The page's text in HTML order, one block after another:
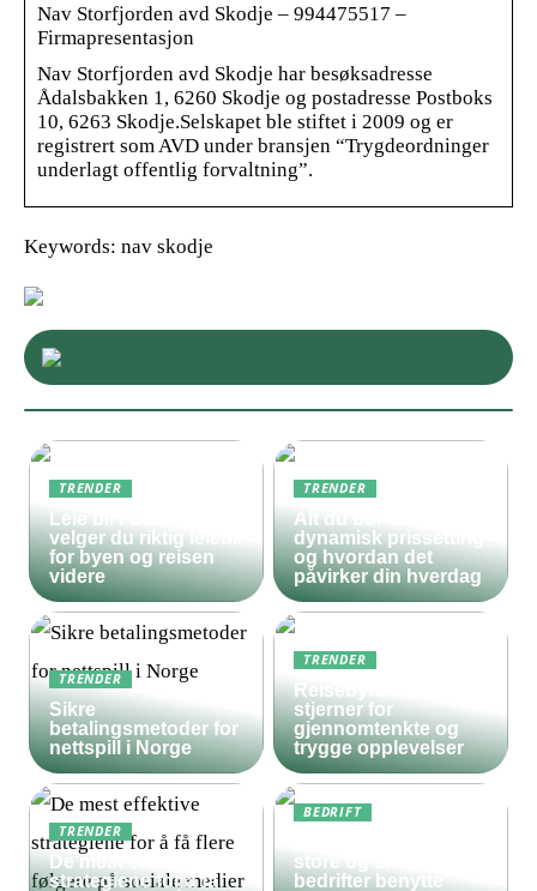
Nav Storfjorden avd Skodje – 994475517 –
Firmapresentasjon
Nav Storfjorden avd Skodje har besøksadresse
Ådalsbakken 1, 6260 Skodje og postadresse Postboks
10, 6263 Skodje.Selskapet ble stiftet i 2009 og er
registrert som AVD under bransjen “Trygdeordninger
underlagt offentlig forvaltning”.
Keywords: nav skodje
TRENDER
Leie bil i Oslo – slik
velger du riktig leiebil
for byen og reisen
videre
TRENDER
Alt du bør vite om
dynamisk prissetting
og hvordan det
påvirker din hverdag
TRENDER
Sikre
betalingsmetoder for
nettspill i Norge
TRENDER
Reisebyrå med 5
stjerner for
gjennomtenkte og
trygge opplevelser
TRENDER
De mest effektive
strategiene for å få
BEDRIFT
store og små
bedrifter benytte